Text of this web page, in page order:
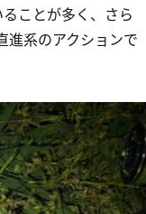
ことが多く、さら
進系のアクションで